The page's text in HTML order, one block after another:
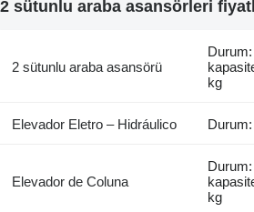
2 sütunlu araba asansörleri
2 sütunlu araba asansörü
kg
Elevador Eletro – Hidráulico
Elevador de Coluna
kg